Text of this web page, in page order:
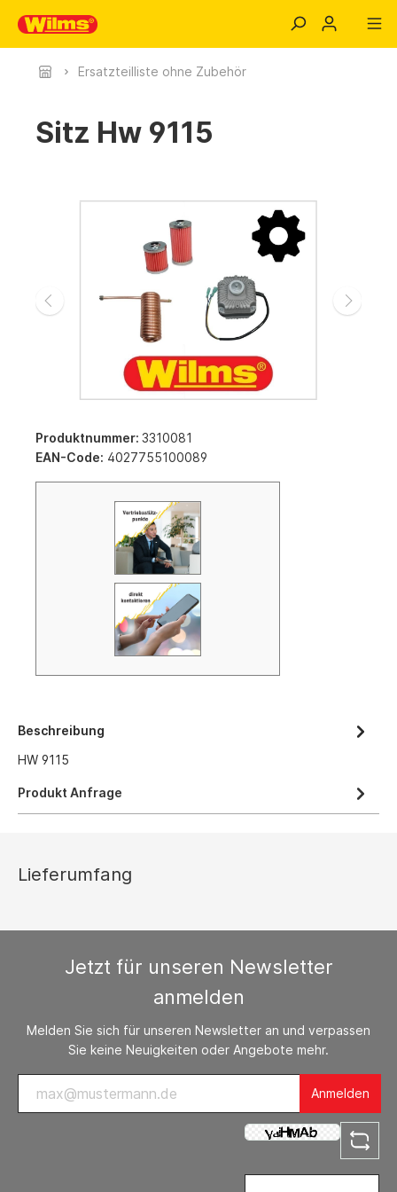
Ersatzteilliste ohne Zubehör
Sitz Hw 9115
Produktnummer: 3310081
EAN-Code: 4027755100089
Beschreibung
HW 9115
Produkt Anfrage
Lieferumfang
Jetzt für unseren Newsletter
anmelden
Melden Sie sich für unseren Newsletter an und verpassen
Sie keine Neuigkeiten oder Angebote mehr.
Anmelden